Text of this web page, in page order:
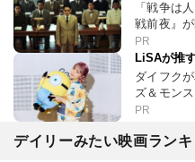
「戦争は
戦前夜』
PR
LiSAが推
ダイフク
ズ＆モン
PR
デイリーみたい映画ラン